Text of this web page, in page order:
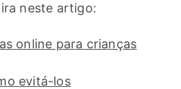
neste artigo:
online para crianças
evitá-los